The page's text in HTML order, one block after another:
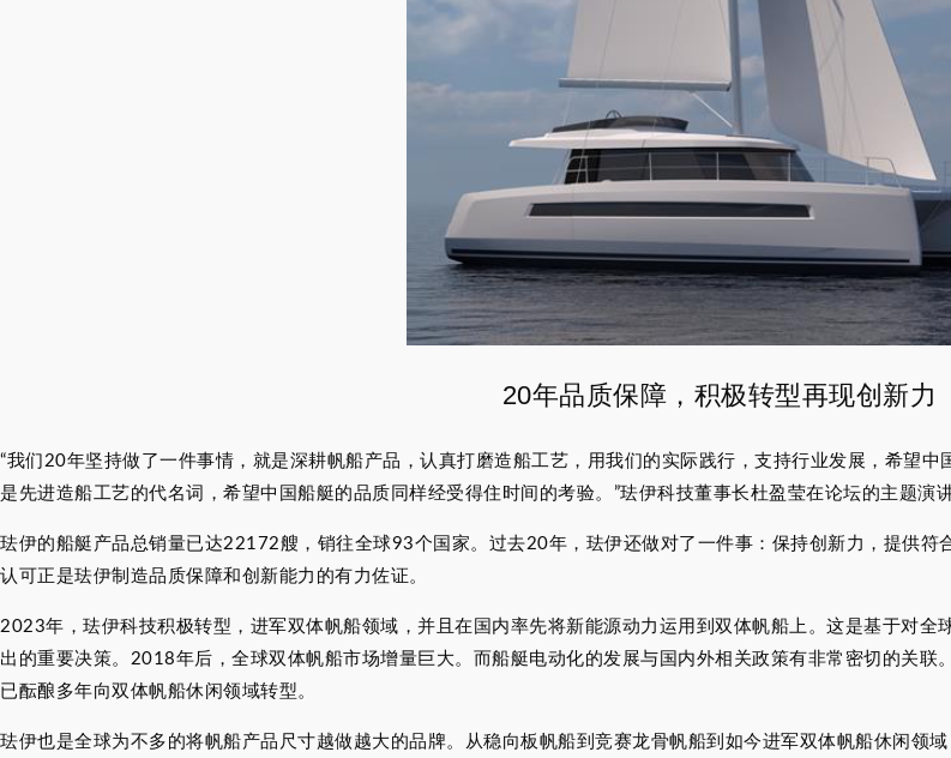
20年品质保障，积极转型再现创新力
“我们20年坚持做了一件事情，就是深耕帆船产品，认真打磨造船工艺，用我们的实际践行，支持行业发展，希望
是先进造船工艺的代名词，希望中国船艇的品质同样经受得住时间的考验。”珐伊科技董事长杜盈莹在论坛的主题演讲
珐伊的船艇产品总销量已达22172艘，销往全球93个国家。过去20年，珐伊还做对了一件事：保持创新力，提供符
认可正是珐伊制造品质保障和创新能力的有力佐证。
2023年，珐伊科技积极转型，进军双体帆船领域，并且在国内率先将新能源动力运用到双体帆船上。这是基于对全
出的重要决策。2018年后，全球双体帆船市场增量巨大。而船艇电动化的发展与国内外相关政策有非常密切的关
已酝酿多年向双体帆船休闲领域转型。
珐伊也是全球为不多的将帆船产品尺寸越做越大的品牌。从稳向板帆船到竞赛龙骨帆船到如今进军双体帆船休闲领